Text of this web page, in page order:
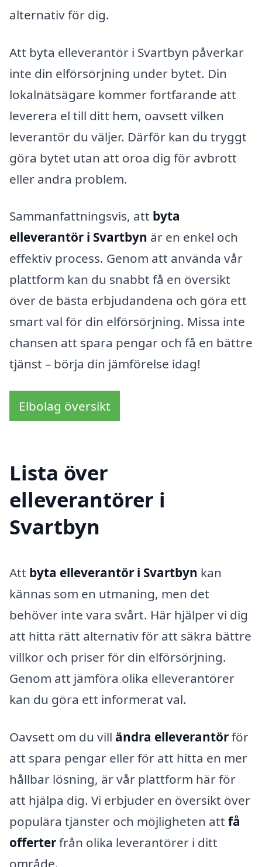
alternativ för dig.
Att byta elleverantör i Svartbyn påverkar
inte din elförsörjning under bytet. Din
lokalnätsägare kommer fortfarande att
leverera el till ditt hem, oavsett vilken
leverantör du väljer. Därför kan du tryggt
göra bytet utan att oroa dig för avbrott
eller andra problem.
Sammanfattningsvis, att byta
elleverantör i Svartbyn är en enkel och
effektiv process. Genom att använda vår
plattform kan du snabbt få en översikt
över de bästa erbjudandena och göra ett
smart val för din elförsörjning. Missa inte
chansen att spara pengar och få en bättre
tjänst – börja din jämförelse idag!
Elbolag översikt
Lista över
elleverantörer i
Svartbyn
Att byta elleverantör i Svartbyn kan
kännas som en utmaning, men det
behöver inte vara svårt. Här hjälper vi dig
att hitta rätt alternativ för att säkra bättre
villkor och priser för din elförsörjning.
Genom att jämföra olika elleverantörer
kan du göra ett informerat val.
Oavsett om du vill ändra elleverantörför
att spara pengar eller för att hitta en mer
hållbar lösning, är vår plattform här för
att hjälpa dig. Vi erbjuder en översikt över
populära tjänster och möjligheten att få
offerterfrån olika leverantörer i ditt
område.